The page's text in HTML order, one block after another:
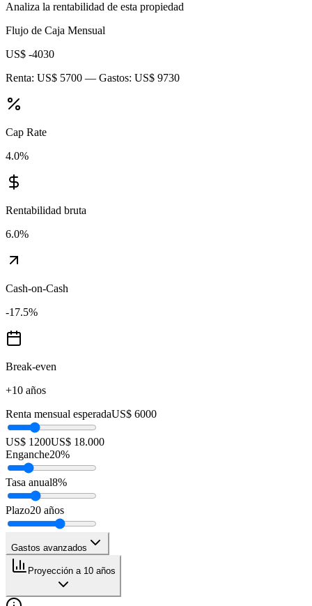
Analiza la rentabilidad de esta propiedad
Flujo de Caja Mensual
US$ -4030
Renta: US$ 5700 — Gastos: US$ 9730
Cap Rate
4.0%
Rentabilidad bruta
6.0%
Cash-on-Cash
-17.5%
Break-even
+10 años
Renta mensual esperadaUS$ 6000
US$ 1200US$ 18.000
Enganche20%
Tasa anual8%
Plazo20 años
Gastos avanzados
Proyección a 10 años